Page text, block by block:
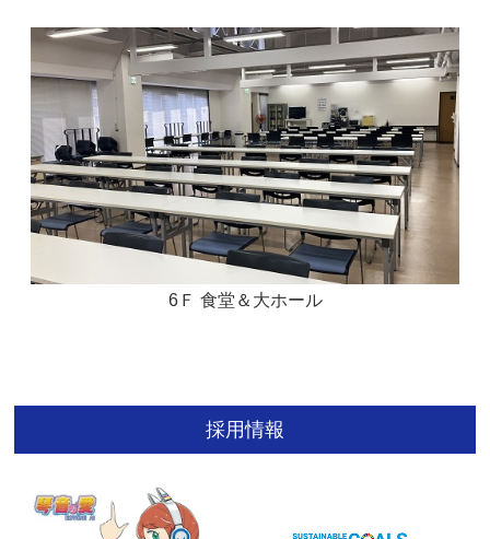
6Ｆ 食堂＆大ホール
採用情報